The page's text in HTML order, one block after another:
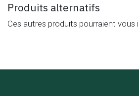
Produits alternatifs
Ces autres produits pourraient vous